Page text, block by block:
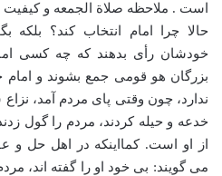
است . ملاحظه صلاة الجمعه و کیفیت
حالا چرا امام انتخاب کند؟ بلکه
خودشان رأی بدهند که چه کسی
بزرگان هو قومی جمع بشوند و امام
ندارد، چون وقتی پای مردم آمد،
خدعه و حیله کردند، مردم را گول
از او است. کمااینکه در اهل حل و
می گویند: بی خود او را گفته اند،